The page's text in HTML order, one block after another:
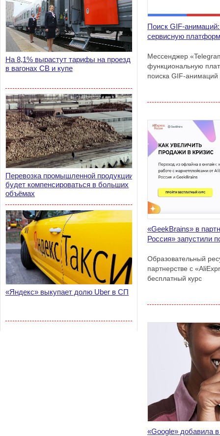
На 8,1% вырастут тарифы на проезд
в вагонах СВ и купе
Перевозка промышленной продукции
будет компенсироваться в больших
объёмах
«Яндекс» выкупает долю Uber в СП
Поиск GIF-
сервисную
Мессенджер
функциональную
поиска GIF-анимаций
«GeekBrains» в
Россия» запустили
Образовательный
партнерстве с
бесплатный курс
«Google» добавила